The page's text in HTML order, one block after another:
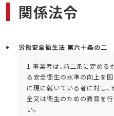
書は申込完了後、
マイページにて発
注意ください。
関係法令
労働安全衛生法 第六十条の二
1 事業者は、前二条に定める
る安全衛生の水準の向上を
に現に就いている者に対し
全又は衛生のための教育を
い。